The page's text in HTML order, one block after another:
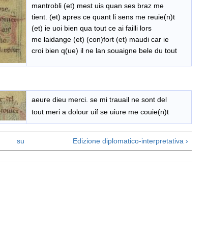
mantrobli (et) mest uis quan ses braz me
tient. (et) apres ce quant li sens me reuie(n)t
(et) ie uoi bien qua tout ce ai failli lors
me laidange (et) (con)fort (et) maudi car ie
croi bien q(ue) il ne lan souaigne bele du tout
aeure dieu merci. se mi trauail ne sont del
tout meri a dolour uif se uiure me couie(n)t
su Edizione diplomatico-interpretativa ›